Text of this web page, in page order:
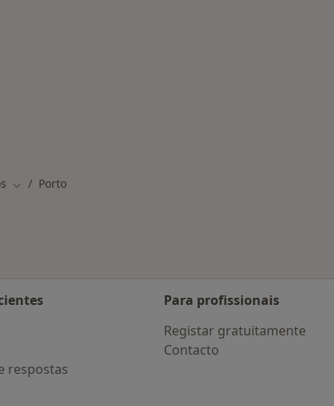
Mudar de cidade
Porto
respostas
Para profissionais
Registar gratuitamente
Contacto